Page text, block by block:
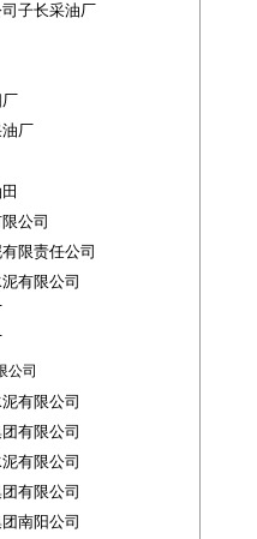
子长采油厂
厂
公司
限责任公司
有限公司
公司
有限公司
有限公司
有限公司
有限公司
南阳公司